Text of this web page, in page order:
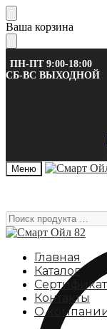
Skip
to
navigation
Skip
to
content
Ваша корзина
ПН-ПТ 9:00-18:00
СБ-ВС ВЫХОДНОЙ
Меню
Поиск
продукта
Главная
Каталог
Контакты
О